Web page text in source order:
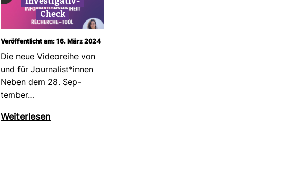
Check
Veröffentlicht am: 16. März 2024
Die neue Vide­or­eihe von
und für Jour­na­list*innen
Neben dem 28. Sep­
tember…
Wei­ter­lesen